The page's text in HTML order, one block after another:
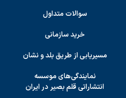
سوالات متداول
خرید سازمانی
مسیریابی از طریق بلد و نشان
نمایندگی‌های موسسه
انتشاراتی قلم بصیر در ایران